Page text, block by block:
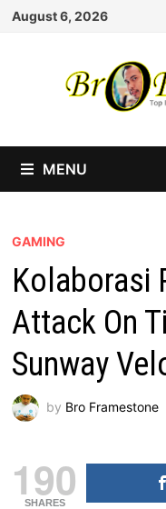
Skip
August 6, 2026
MENU
GAMING
Kolaborasi
Attack On
Sunway
by Bro Framestone
190
SHARES